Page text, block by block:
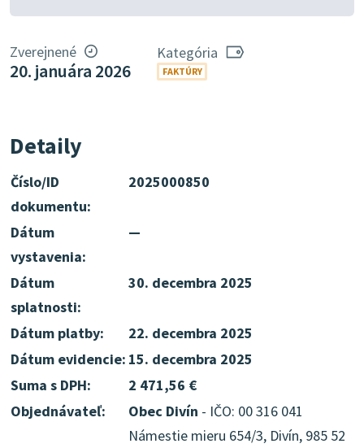
Zverejnené
20. januára 2026
Kategória
FAKTÚRY
Detaily
Číslo/ID
dokumentu:
2025000850
Dátum
vystavenia:
—
Dátum
splatnosti:
30. decembra 2025
Dátum platby:
22. decembra 2025
Dátum evidencie: 15. decembra 2025
Suma s DPH:
2 471,56 €
Objednávateľ:
Obec Divín - IČO: 00 316 041
Námestie mieru 654/3, Divín, 985 52